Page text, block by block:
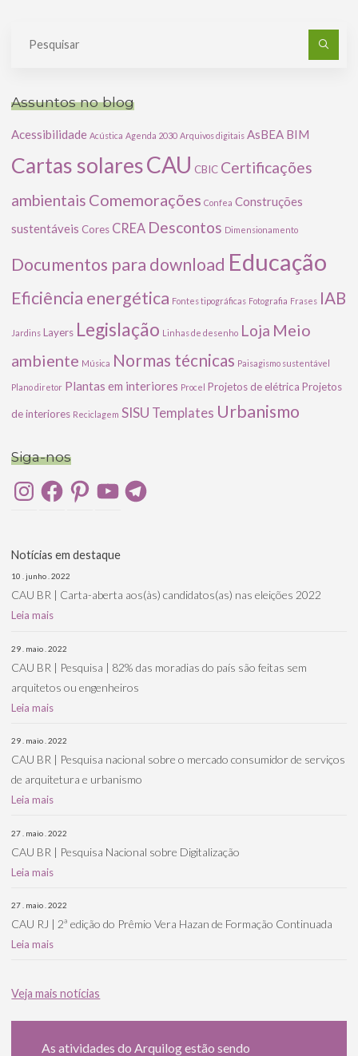
Assuntos no blog
Acessibilidade Acústica Agenda 2030 Arquivos digitais AsBEA BIM
Cartas solaresCAU CBIC Certificações
ambientais Comemorações Confea Construções
sustentáveis Cores CREA Descontos Dimensionamento
Documentos para download Educação
Eficiência energética Fontes tipográficas Fotografia Frases IAB
Jardins Layers Legislação Linhas de desenho Loja Meio
ambiente Música Normas técnicas Paisagismo sustentável
Plano diretor Plantas em interiores Procel Projetos de elétrica Projetos
de interiores Reciclagem SISU Templates Urbanismo
Siga-nos
InstagramFacebookPinterestYouTubeTelegram
Notícias em destaque
10 . junho . 2022
CAU BR | Carta-aberta aos(às) candidatos(as) nas eleições 2022
Leia mais
29 . maio . 2022
CAU BR | Pesquisa | 82% das moradias do país são feitas sem
arquitetos ou engenheiros
Leia mais
29 . maio . 2022
CAU BR | Pesquisa nacional sobre o mercado consumidor de serviços
de arquitetura e urbanismo
Leia mais
27 . maio . 2022
CAU BR | Pesquisa Nacional sobre Digitalização
Leia mais
27 . maio . 2022
CAU RJ | 2ª edição do Prêmio Vera Hazan de Formação Continuada
Leia mais
Veja mais notícias
As atividades do Arquilog estão sendo